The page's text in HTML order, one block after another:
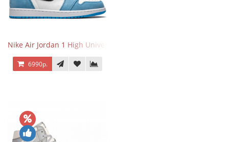
Nike Air Jordan 1 High University Blue
6990р.